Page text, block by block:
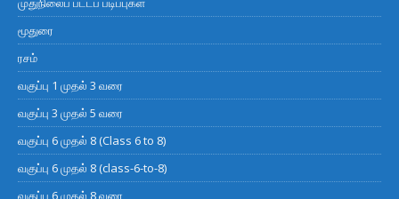
மூதுரை
ரசம்
வகுப்பு 1 முதல் 3 வரை
வகுப்பு 3 முதல் 5 வரை
வகுப்பு 6 முதல் 8 (Class 6 to 8)
வகுப்பு 6 முதல் 8 (class-6-to-8)
வகுப்பு 6 முதல் 8 வரை